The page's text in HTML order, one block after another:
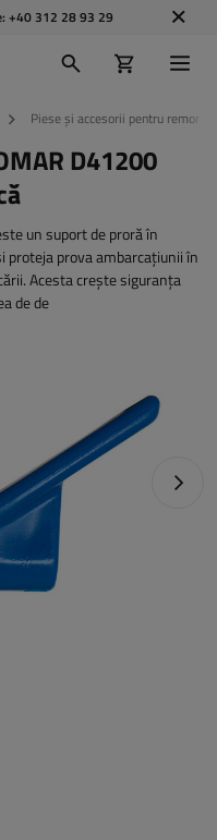
+40 312 28 93 29
Piese și accesorii pentru remorci
D41200
un suport de proră în
proteja prova ambarcațiunii în
Acesta crește siguranța
de de